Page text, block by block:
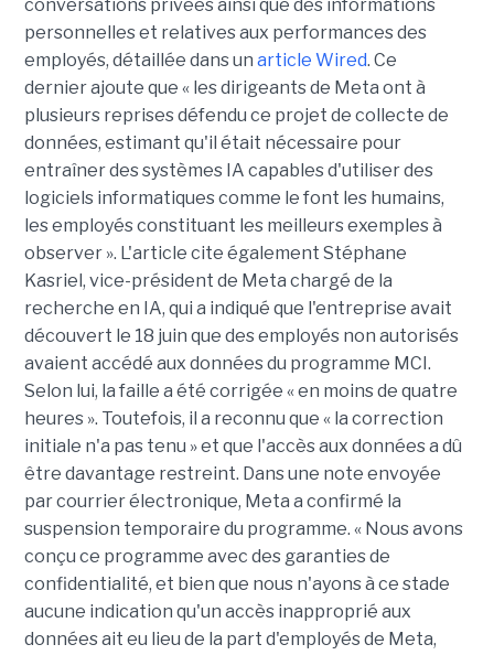
conversations privées ainsi que des informations
personnelles et relatives aux performances des
employés, détaillée dans un article Wired. Ce
dernier ajoute que « les dirigeants de Meta ont à
plusieurs reprises défendu ce projet de collecte de
données, estimant qu'il était nécessaire pour
entraîner des systèmes IA capables d'utiliser des
logiciels informatiques comme le font les humains,
les employés constituant les meilleurs exemples à
observer ». L'article cite également Stéphane
Kasriel, vice-président de Meta chargé de la
recherche en IA, qui a indiqué que l'entreprise avait
découvert le 18 juin que des employés non autorisés
avaient accédé aux données du programme MCI.
Selon lui, la faille a été corrigée « en moins de quatre
heures ». Toutefois, il a reconnu que « la correction
initiale n'a pas tenu » et que l'accès aux données a dû
être davantage restreint. Dans une note envoyée
par courrier électronique, Meta a confirmé la
suspension temporaire du programme. « Nous avons
conçu ce programme avec des garanties de
confidentialité, et bien que nous n'ayons à ce stade
aucune indication qu'un accès inapproprié aux
données ait eu lieu de la part d'employés de Meta,